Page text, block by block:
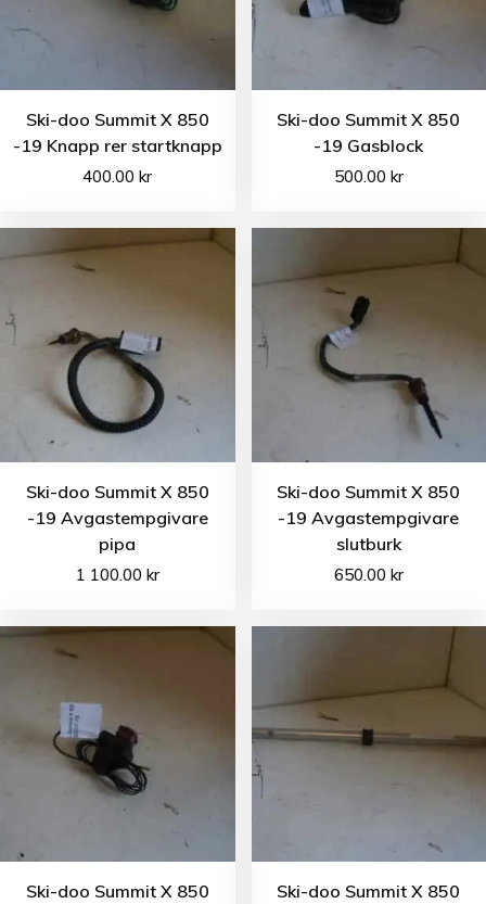
Ski-doo Summit X 850
-19 Knapp rer startknapp
400.00kr
Ski-doo Summit X 850
-19 Gasblock
500.00 kr
Ski-doo Summit X 850
-19 Avgastempgivare
pipa
1 100.00 kr
Ski-doo Summit X 850
-19 Avgastempgivare
slutburk
650.00 kr
Ski-doo Summit X 850
Ski-doo Summit X 850